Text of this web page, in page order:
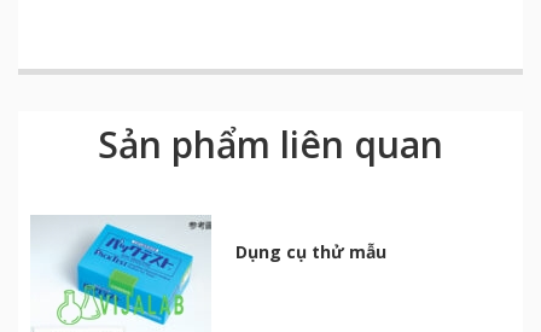
Sản phẩm liên quan
Dụng cụ thử mẫu